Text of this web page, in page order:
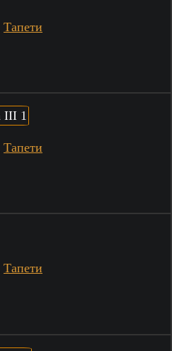
Тапети
Тапети
Тапети